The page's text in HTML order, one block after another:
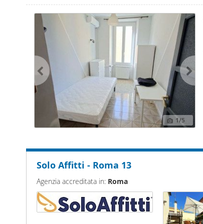
1/5
Solo Affitti - Roma 13
Agenzia accreditata in: Roma